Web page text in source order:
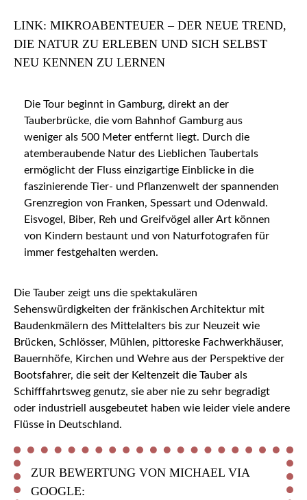
LINK: MIKROABENTEUER – DER NEUE TREND,
DIE NATUR ZU ERLEBEN UND SICH SELBST
NEU KENNEN ZU LERNEN
Die Tour beginnt in Gamburg, direkt an der
Tauberbrücke, die vom Bahnhof Gamburg aus
weniger als 500 Meter entfernt liegt. Durch die
atemberaubende Natur des Lieblichen Taubertals
ermöglicht der Fluss einzigartige Einblicke in die
faszinierende Tier- und Pflanzenwelt der spannenden
Grenzregion von Franken, Spessart und Odenwald.
Eisvogel, Biber, Reh und Greifvögel aller Art können
von Kindern bestaunt und von Naturfotografen für
immer festgehalten werden.
Die Tauber zeigt uns die spektakulären
Sehenswürdigkeiten der fränkischen Architektur mit
Baudenkmälern des Mittelalters bis zur Neuzeit wie
Brücken, Schlösser, Mühlen, pittoreske Fachwerkhäuser,
Bauernhöfe, Kirchen und Wehre aus der Perspektive der
Bootsfahrer, die seit der Keltenzeit die Tauber als
Schifffahrtsweg genutz, sie aber nie zu sehr begradigt
oder industriell ausgebeutet haben wie leider viele andere
Flüsse in Deutschland.
ZUR BEWERTUNG VON MICHAEL VIA
GOOGLE: